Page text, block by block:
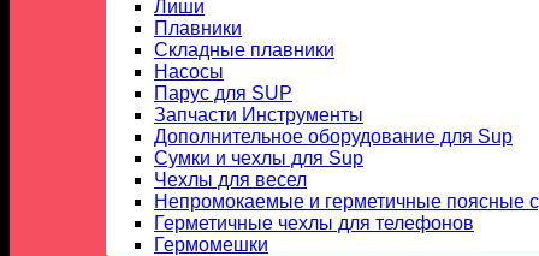
Лиши
Плавники
Складные плавники
Насосы
Парус для SUP
Запчасти Инструменты
Дополнительное оборудование для Sup
Сумки и чехлы для Sup
Чехлы для весел
Непромокаемые и герметичные поясные
Герметичные чехлы для телефонов
Гермомешки